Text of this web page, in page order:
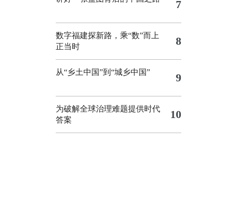
7
数字福建探新路，乘“数”而上
正当时
8
从“乡土中国”到“城乡中国” 9
为破解全球治理难题提供时代
答案
10